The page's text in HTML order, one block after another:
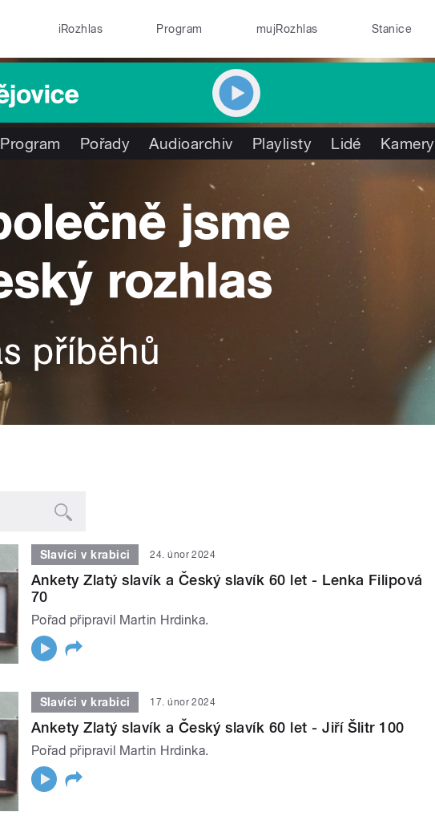
iRozhlas Program mujRozhlas Stanice
Program Pořady Audioarchiv Playlisty Lidé Kamery
Slavíci v krabici 24. únor 2024
Ankety Zlatý slavík a Český slavík 60 let - Lenka Filipová
70
Pořad připravil Martin Hrdinka.
Slavíci v krabici 17. únor 2024
Ankety Zlatý slavík a Český slavík 60 let - Jiří Šlitr 100
Pořad připravil Martin Hrdinka.